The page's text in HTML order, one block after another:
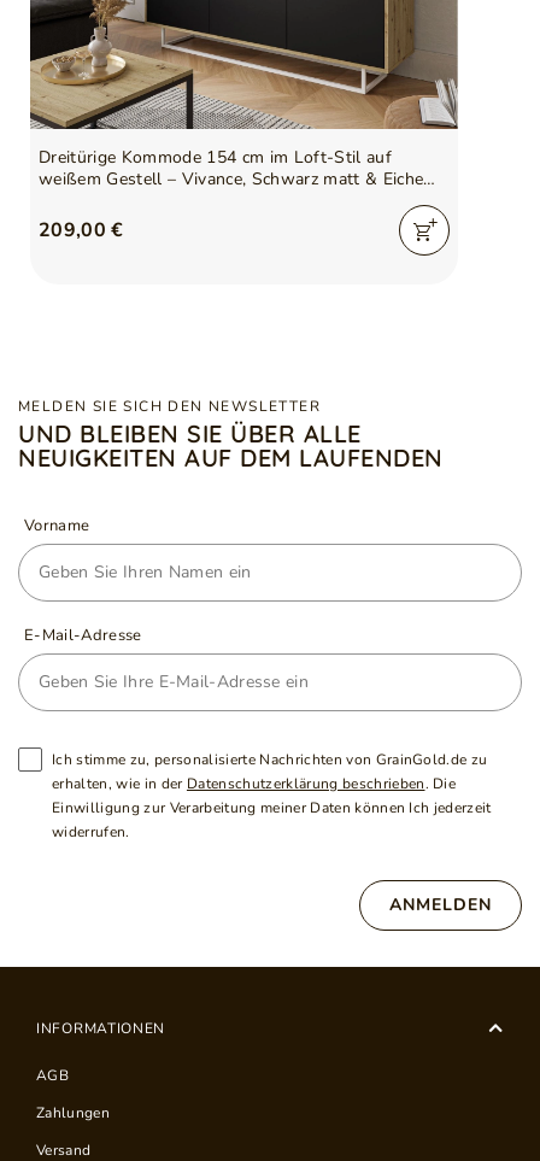
Dreitürige Kommode 154 cm im Loft-Stil auf
weißem Gestell – Vivance, Schwarz matt & Eiche
209,00 €
MELDEN SIE SICH DEN NEWSLETTER
UND BLEIBEN SIE ÜBER ALLE
NEUIGKEITEN AUF DEM LAUFENDEN
Vorname
E-Mail-Adresse
Ich stimme zu, personalisierte Nachrichten von GrainGold.de zu
erhalten, wie in der Datenschutzerklärung beschrieben. Die
Einwilligung zur Verarbeitung meiner Daten können Ich jederzeit
widerrufen.
ANMELDEN
INFORMATIONEN
AGB
Zahlungen
Versand